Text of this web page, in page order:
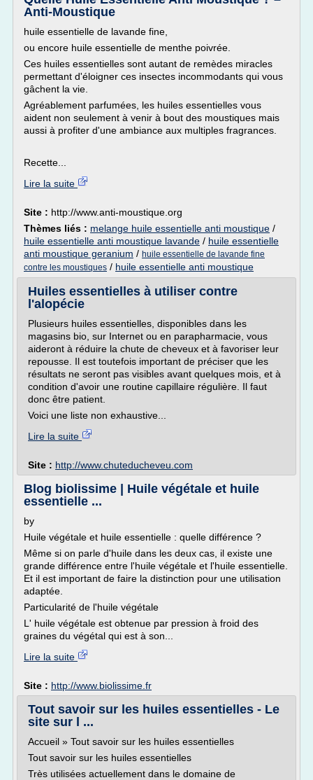
Anti-Moustique
huile essentielle de lavande fine,
ou encore huile essentielle de menthe poivrée.
Ces huiles essentielles sont autant de remèdes miracles
permettant d'éloigner ces insectes incommodants qui vous
gâchent la vie.
Agréablement parfumées, les huiles essentielles vous
aident non seulement à venir à bout des moustiques mais
aussi à profiter d'une ambiance aux multiples fragrances.
Recette...
Lire la suite
Site : http://www.anti-moustique.org
Thèmes liés : melange huile essentielle anti moustique /
huile essentielle anti moustique lavande / huile essentielle
anti moustique geranium / huile essentielle de lavande fine
contre les moustiques / huile essentielle anti moustique
Huiles essentielles à utiliser contre
l'alopécie
Plusieurs huiles essentielles, disponibles dans les
magasins bio, sur Internet ou en parapharmacie, vous
aideront à réduire la chute de cheveux et à favoriser leur
repousse. Il est toutefois important de préciser que les
résultats ne seront pas visibles avant quelques mois, et à
condition d'avoir une routine capillaire régulière. Il faut
donc être patient.
Voici une liste non exhaustive...
Lire la suite
Site : http://www.chuteducheveu.com
Blog biolissime | Huile végétale et huile
essentielle ...
by
Huile végétale et huile essentielle : quelle différence ?
Même si on parle d'huile dans les deux cas, il existe une
grande différence entre l'huile végétale et l'huile essentielle.
Et il est important de faire la distinction pour une utilisation
adaptée.
Particularité de l'huile végétale
L' huile végétale est obtenue par pression à froid des
graines du végétal qui est à son...
Lire la suite
Site : http://www.biolissime.fr
Tout savoir sur les huiles essentielles - Le
site sur l ...
Accueil » Tout savoir sur les huiles essentielles
Tout savoir sur les huiles essentielles
Très utilisées actuellement dans le domaine de